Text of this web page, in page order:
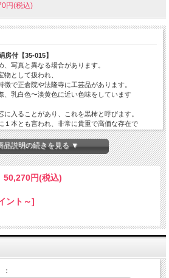
円(税込)
付【35-015】
写真と異なる場合があります。
として扱われ、
徴で正倉院や法隆寺に工芸品があります。
、乳白色〜淡黄色に近い色味をしています
に入ることがあり、これを黒柿と呼びます。
１本とも言われ、非常に貴重で高価な存在で
、7営業日。
品説明の続きを見る ▼
50,270円(税込)
ント～]